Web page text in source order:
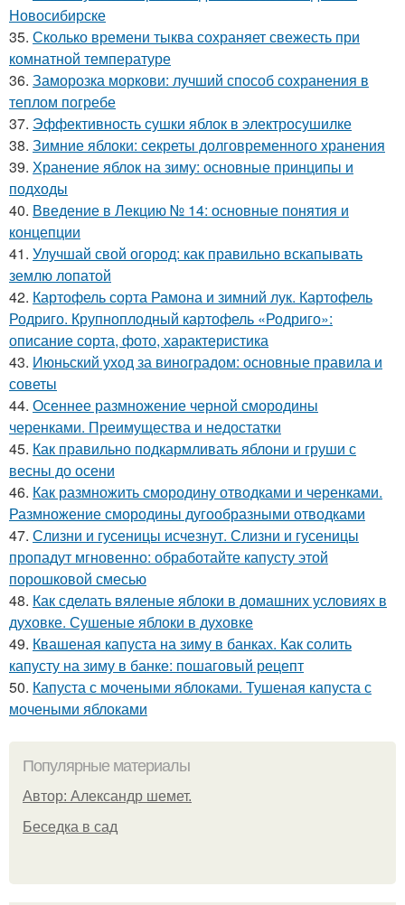
Новосибирске
35. Сколько времени тыква сохраняет свежесть при
комнатной температуре
36. Заморозка моркови: лучший способ сохранения в
теплом погребе
37. Эффективность сушки яблок в электросушилке
38. Зимние яблоки: секреты долговременного хранения
39. Хранение яблок на зиму: основные принципы и
подходы
40. Введение в Лекцию № 14: основные понятия и
концепции
41. Улучшай свой огород: как правильно вскапывать
землю лопатой
42. Картофель сорта Рамона и зимний лук. Картофель
Родриго. Крупноплодный картофель «Родриго»:
описание сорта, фото, характеристика
43. Июньский уход за виноградом: основные правила и
советы
44. Осеннее размножение черной смородины
черенками. Преимущества и недостатки
45. Как правильно подкармливать яблони и груши с
весны до осени
46. Как размножить смородину отводками и черенками.
Размножение смородины дугообразными отводками
47. Слизни и гусеницы исчезнут. Слизни и гусеницы
пропадут мгновенно: обработайте капусту этой
порошковой смесью
48. Как сделать вяленые яблоки в домашних условиях в
духовке. Сушеные яблоки в духовке
49. Квашеная капуста на зиму в банках. Как солить
капусту на зиму в банке: пошаговый рецепт
50. Капуста с мочеными яблоками. Тушеная капуста с
мочеными яблоками
Популярные материалы
Автор: Александр шемет.
Беседка в сад